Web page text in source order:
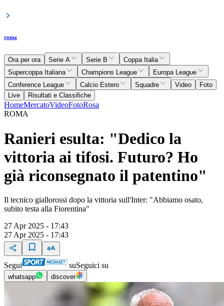
roma
Ora per ora Serie A Serie B
Coppa Italia
Supercoppa Italiana
Champions League
Europa League
Conference League
Calcio Estero Squadre Video
Foto
Live
Risultati e Classifiche
HomeMercatoVideoFotoRosa
ROMA
Ranieri esulta: "Dedico la
vittoria ai tifosi. Futuro? Ho
già riconsegnato il patentino"
Il tecnico giallorossi dopo la vittoria sull'Inter: "Abbiamo osato,
subito testa alla Fiorentina"
27 Apr 2025 - 17:43
27 Apr 2025 - 17:43
Segui suSeguici su
whatsapp discover